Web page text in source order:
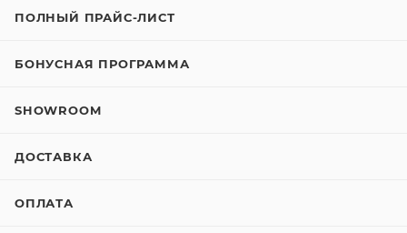
ПОЛНЫЙ ПРАЙС-ЛИСТ
БОНУСНАЯ ПРОГРАММА
SHOWROOM
ДОСТАВКА
ОПЛАТА